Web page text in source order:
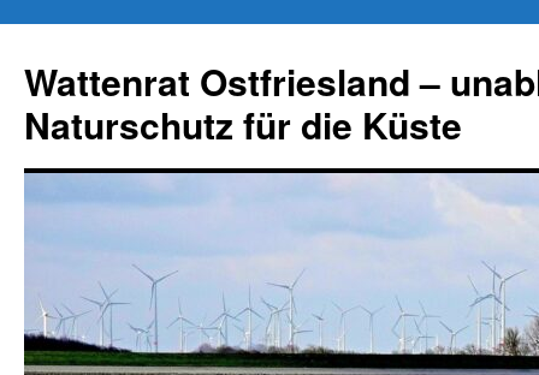
springen
Wattenrat Ostfriesland –
Naturschutz für die Küste